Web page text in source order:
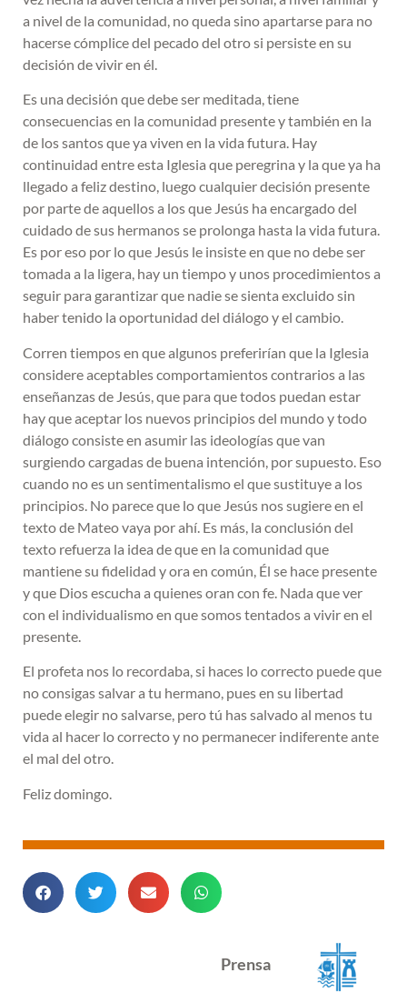
a nivel de la comunidad, no queda sino apartarse para no
hacerse cómplice del pecado del otro si persiste en su
decisión de vivir en él.
Es una decisión que debe ser meditada, tiene
consecuencias en la comunidad presente y también en la
de los santos que ya viven en la vida futura. Hay
continuidad entre esta Iglesia que peregrina y la que ya ha
llegado a feliz destino, luego cualquier decisión presente
por parte de aquellos a los que Jesús ha encargado del
cuidado de sus hermanos se prolonga hasta la vida futura.
Es por eso por lo que Jesús le insiste en que no debe ser
tomada a la ligera, hay un tiempo y unos procedimientos a
seguir para garantizar que nadie se sienta excluido sin
haber tenido la oportunidad del diálogo y el cambio.
Corren tiempos en que algunos preferirían que la Iglesia
considere aceptables comportamientos contrarios a las
enseñanzas de Jesús, que para que todos puedan estar
hay que aceptar los nuevos principios del mundo y todo
diálogo consiste en asumir las ideologías que van
surgiendo cargadas de buena intención, por supuesto. Eso
cuando no es un sentimentalismo el que sustituye a los
principios. No parece que lo que Jesús nos sugiere en el
texto de Mateo vaya por ahí. Es más, la conclusión del
texto refuerza la idea de que en la comunidad que
mantiene su fidelidad y ora en común, Él se hace presente
y que Dios escucha a quienes oran con fe. Nada que ver
con el individualismo en que somos tentados a vivir en el
presente.
El profeta nos lo recordaba, si haces lo correcto puede que
no consigas salvar a tu hermano, pues en su libertad
puede elegir no salvarse, pero tú has salvado al menos tu
vida al hacer lo correcto y no permanecer indiferente ante
el mal del otro.
Feliz domingo.
Prensa